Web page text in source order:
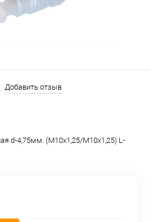
Добавить отзыв
d-4,75мм. (М10х1,25/М10х1,25) L-